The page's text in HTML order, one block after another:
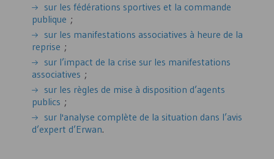
sur les fédérations sportives et la commande
publique ;
sur les manifestations associatives à heure de la
reprise ;
sur l’impact de la crise sur les manifestations
associatives ;
sur les règles de mise à disposition d’agents
publics ;
sur l'analyse complète de la situation dans l’avis
d’expert d’Erwan.